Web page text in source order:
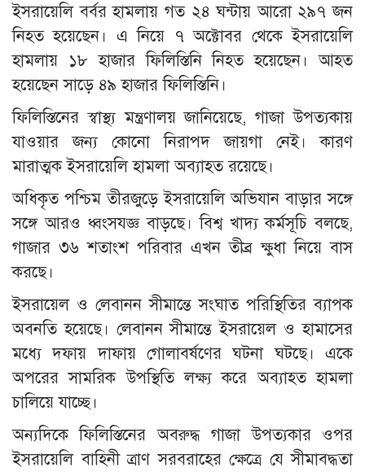
ইসরায়েলি বর্বর হামলায় গত ২৪ ঘন্টায় আরো ২৯৭ জন
নিহত হয়েছেন। এ নিয়ে ৭ অক্টোবর থেকে ইসরায়েলি
হামলায় ১৮ হাজার ফিলিস্তিনি নিহত হয়েছেন। আহত
হয়েছেন সাড়ে ৪৯ হাজার ফিলিস্তিনি।
ফিলিস্তিনের স্বাস্থ্য মন্ত্রণালয় জানিয়েছে, গাজা উপত্যকায়
যাওয়ার জন্য কোনো নিরাপদ জায়গা নেই। কারণ
মারাত্মক ইসরায়েলি হামলা অব্যাহত রয়েছে।
অধিকৃত পশ্চিম তীরজুড়ে ইসরায়েলি অভিযান বাড়ার সঙ্গে
সঙ্গে আরও ধ্বংসযজ্ঞ বাড়ছে। বিশ্ব খাদ্য কর্মসূচি বলছে,
গাজার ৩৬ শতাংশ পরিবার এখন তীব্র ক্ষুধা নিয়ে বাস
করছে।
ইসরায়েল ও লেবানন সীমান্তে সংঘাত পরিস্থিতির ব্যাপক
অবনতি হয়েছে। লেবানন সীমান্তে ইসরায়েল ও হামাসের
মধ্যে দফায় দাফায় গোলাবর্ষণের ঘটনা ঘটছে। একে
অপরের সামরিক উপস্থিতি লক্ষ্য করে অব্যাহত হামলা
চালিয়ে যাচ্ছে।
অন্যদিকে ফিলিস্তিনের অবরুদ্ধ গাজা উপত্যকার ওপর
ইসরায়েলি বাহিনী ত্রাণ সরবরাহের ক্ষেত্রে যে সীমাবদ্ধতা